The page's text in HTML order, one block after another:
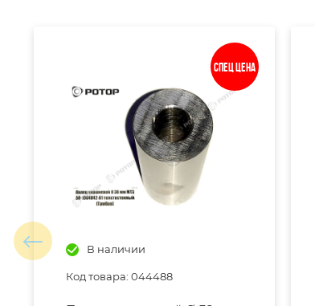
Спец цена
В наличии
Код товара: 044488